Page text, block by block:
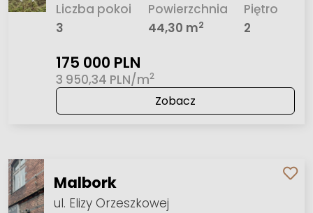
Liczba pokoi
3
Powierzchnia
44,30 m2
Piętro
2
175 000 PLN
3 950,34 PLN/m2
Zobacz
Malbork
ul. Elizy Orzeszkowej